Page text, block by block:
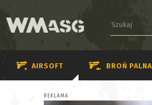
AIRSOFT BROŃ PALNA
REKLAMA